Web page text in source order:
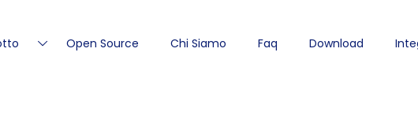
Open Source Chi Siamo Faq Download